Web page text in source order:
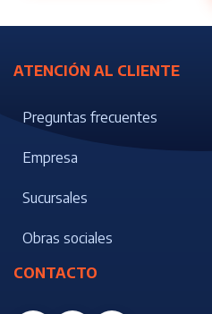
ATENCIÓN AL CLIENTE
Preguntas frecuentes
Empresa
Sucursales
Obras sociales
CONTACTO